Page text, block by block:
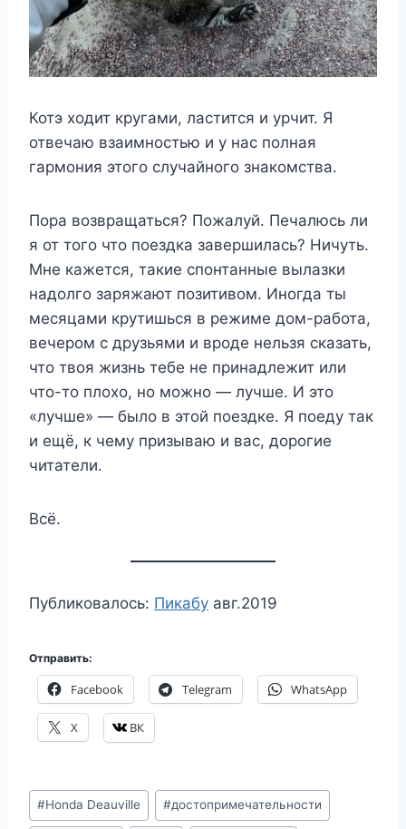
Котэ ходит кругами, ластится и урчит. Я
отвечаю взаимностью и у нас полная
гармония этого случайного знакомства.
Пора возвращаться? Пожалуй. Печалюсь ли
я от того что поездка завершилась? Ничуть.
Мне кажется, такие спонтанные вылазки
надолго заряжают позитивом. Иногда ты
месяцами крутишься в режиме дом-работа,
вечером с друзьями и вроде нельзя сказать,
что твоя жизнь тебе не принадлежит или
что-то плохо, но можно — лучше. И это
«лучше» — было в этой поездке. Я поеду так
и ещё, к чему призываю и вас, дорогие
читатели.
Всё.
Публиковалось: Пикабу авг.2019
Отправить:
Facebook Telegram WhatsApp
X ВК
Метки
записи:
#Honda Deauville #достопримечательности